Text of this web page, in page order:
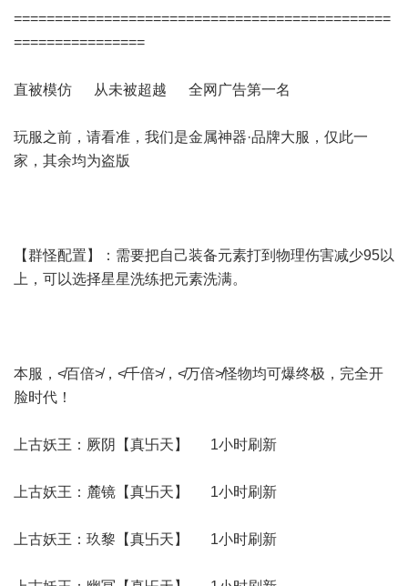
==============================================
================
直被模仿 从未被超越 全网广告第一名
玩服之前，请看准，我们是金属神器·品牌大服，仅此一
家，其余均为盗版
【群怪配置】：需要把自己装备元素打到物理伤害减少95以
上，可以选择星星洗练把元素洗满。
本服，≮百倍≯，≮千倍≯，≮万倍≯怪物均可爆终极，完全开
脸时代！
上古妖王：厥阴【真卐天】 1小时刷新
上古妖王：麓镜【真卐天】 1小时刷新
上古妖王：玖黎【真卐天】 1小时刷新